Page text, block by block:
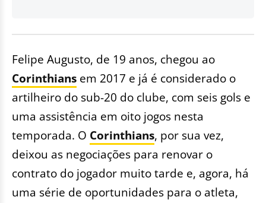
Felipe Augusto, de 19 anos, chegou ao
Corinthians em 2017 e já é considerado o
artilheiro do sub-20 do clube, com seis gols e
uma assistência em oito jogos nesta
temporada. O Corinthians, por sua vez,
deixou as negociações para renovar o
contrato do jogador muito tarde e, agora, há
uma série de oportunidades para o atleta,